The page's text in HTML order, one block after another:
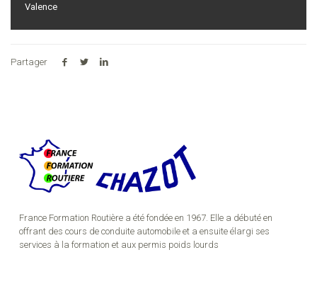
Valence
Partager
France Formation Routière a été fondée en 1967. Elle a débuté en
offrant des cours de conduite automobile et a ensuite élargi ses
services à la formation et aux permis poids lourds